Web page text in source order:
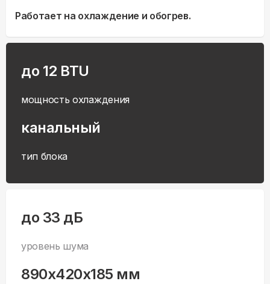
Работает на охлаждение и обогрев.
до 12 BTU
мощность охлаждения
канальный
тип блока
до 33 дБ
уровень шума
890x420x185 мм